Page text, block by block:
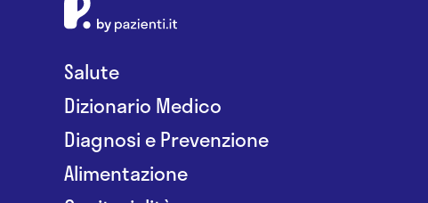
Salute
Dizionario Medico
Diagnosi e Prevenzione
Alimentazione